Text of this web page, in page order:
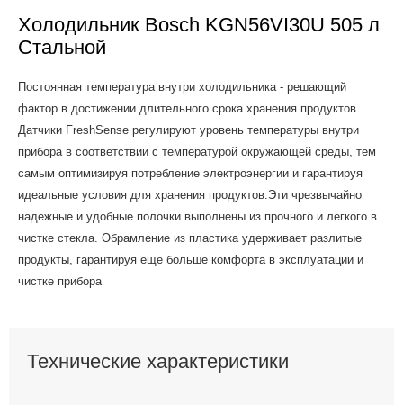
Холодильник Bosch KGN56VI30U 505 л
Стальной
Постоянная температура внутри холодильника - решающий
фактор в достижении длительного срока хранения продуктов.
Датчики FreshSense регулируют уровень температуры внутри
прибора в соответствии с температурой окружающей среды, тем
самым оптимизируя потребление электроэнергии и гарантируя
идеальные условия для хранения продуктов.Эти чрезвычайно
надежные и удобные полочки выполнены из прочного и легкого в
чистке стекла. Обрамление из пластика удерживает разлитые
продукты, гарантируя еще больше комфорта в эксплуатации и
чистке прибора
Технические характеристики